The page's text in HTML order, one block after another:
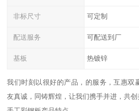
非标尺寸 可定制
配送服务 可配送到厂
基板 热镀锌
我们时刻以很好的产品，的服务，互惠双
友真诚，同铸辉煌，让我们携手并进，共